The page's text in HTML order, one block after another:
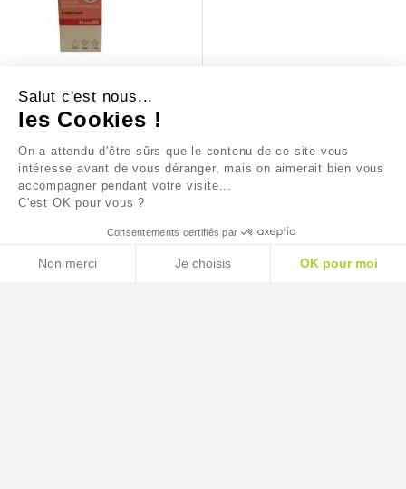
Salut c'est nous...
les Cookies !
On a attendu d'être sûrs que le contenu de ce site vous
intéresse avant de vous déranger, mais on aimerait bien vous
accompagner pendant votre visite...
C'est OK pour vous ?
Consentements certifiés par
Non merci Je choisis OK pour moi
SOLUTION DÉFENSES
NATURELLES